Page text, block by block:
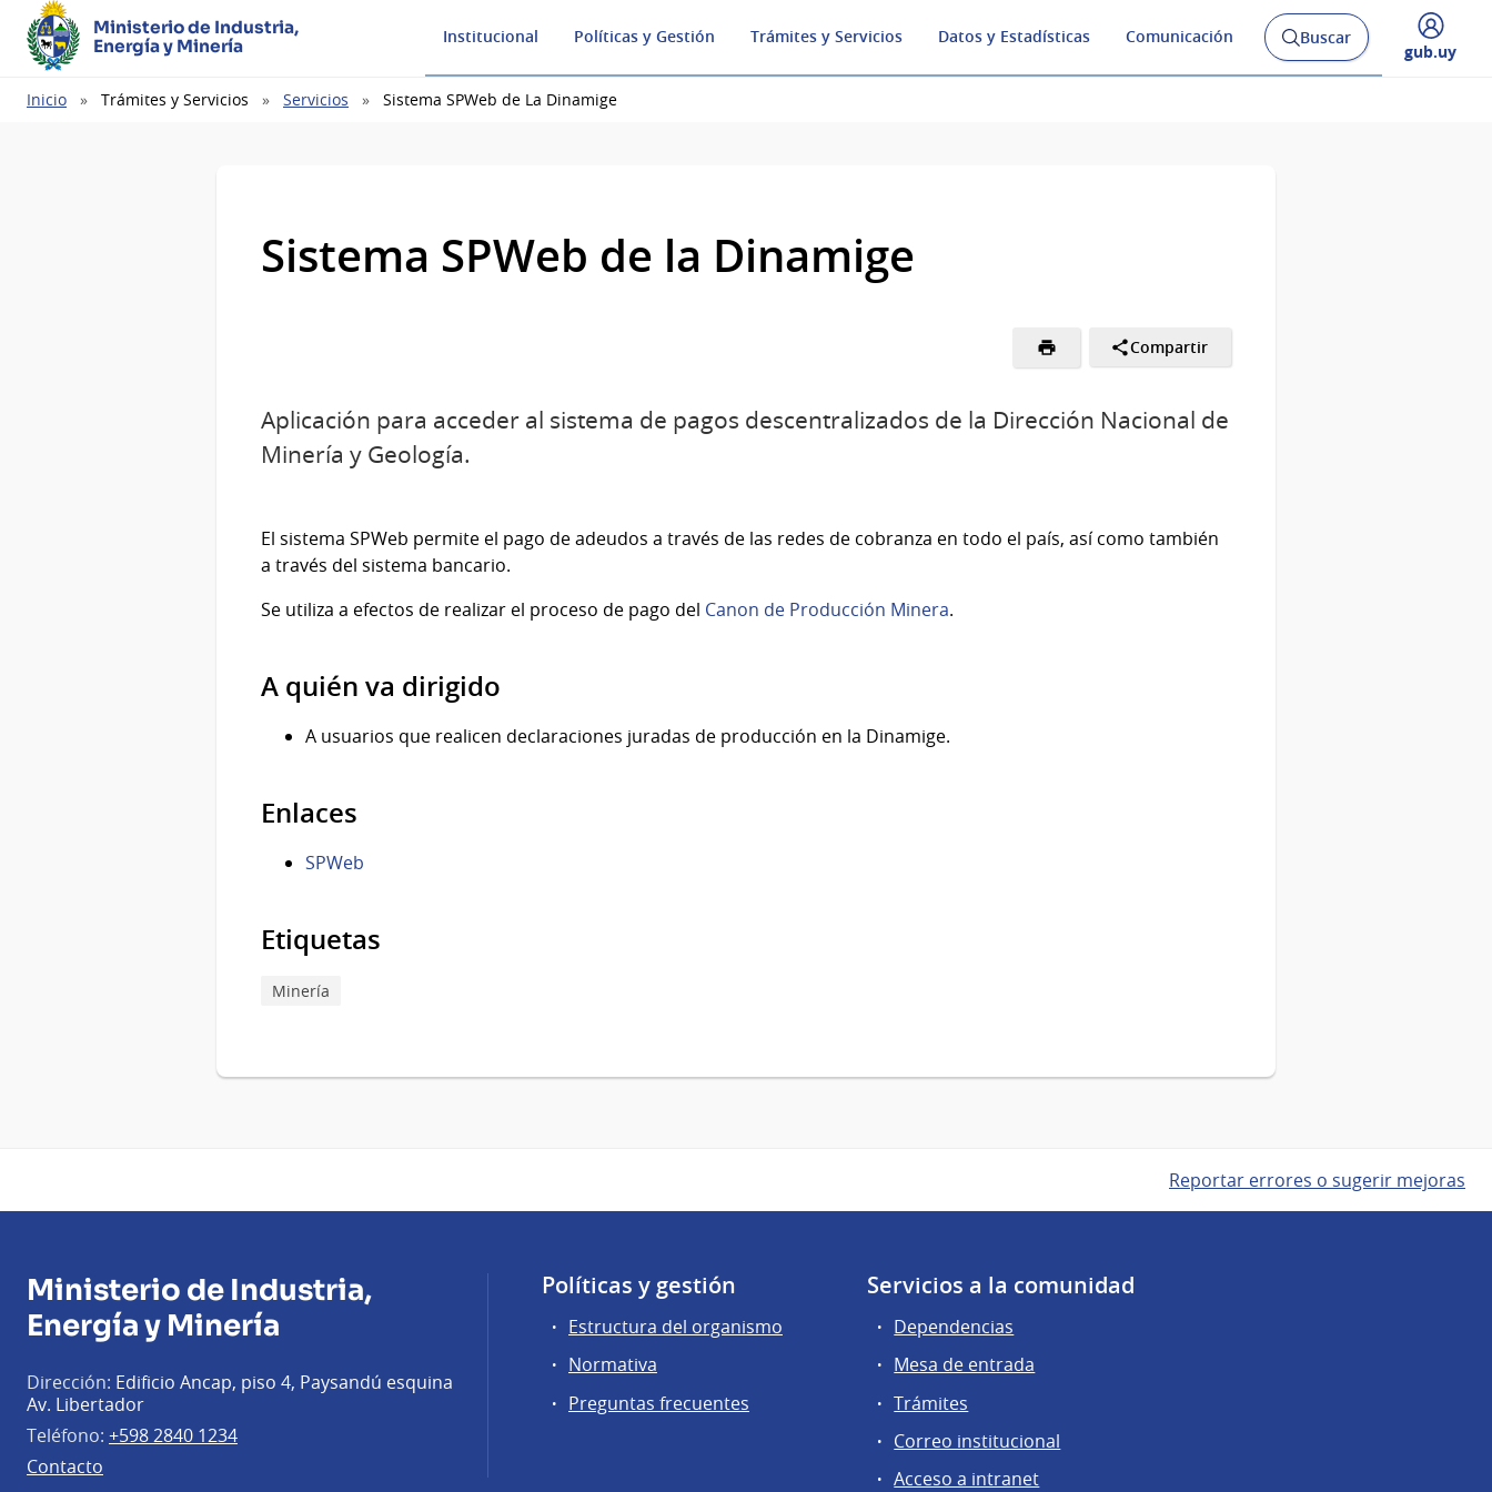
Ministerio de Industria,
Energía y Minería
Institucional Políticas y Gestión Trámites y Servicios Datos y Estadísticas Comunicación
Abrir
buscador
Buscar
Desplegar
gub.uy
Ruta
Inicio Trámites y Servicios Servicios Sistema SPWeb de La Dinamige
Sistema SPWeb de la Dinamige
Compartir
Aplicación para acceder al sistema de pagos descentralizados de la Dirección Nacional de
Minería y Geología.
El sistema SPWeb permite el pago de adeudos a través de las redes de cobranza en todo el país, así como también
a través del sistema bancario.
Se utiliza a efectos de realizar el proceso de pago del Canon de Producción Minera.
A quién va dirigido
A usuarios que realicen declaraciones juradas de producción en la Dinamige.
Enlaces
SPWeb
Etiquetas
Minería
Reportar errores o sugerir mejoras
Ministerio de Industria,
Energía y Minería
Dirección: Edificio Ancap, piso 4, Paysandú esquina
Av. Libertador
Teléfono: +598 2840 1234
Contacto
Políticas y gestión
Estructura del organismo
Normativa
Preguntas frecuentes
Servicios a la comunidad
Dependencias
Mesa de entrada
Trámites
Correo institucional
Acceso a intranet